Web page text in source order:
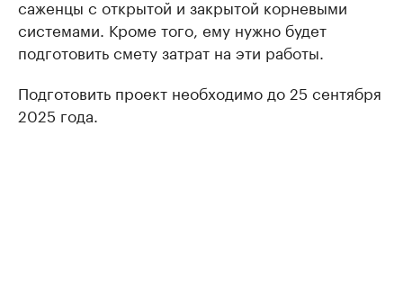
саженцы с открытой и закрытой корневыми
системами. Кроме того, ему нужно будет
подготовить смету затрат на эти работы.
Подготовить проект необходимо до 25 сентября
2025 года.